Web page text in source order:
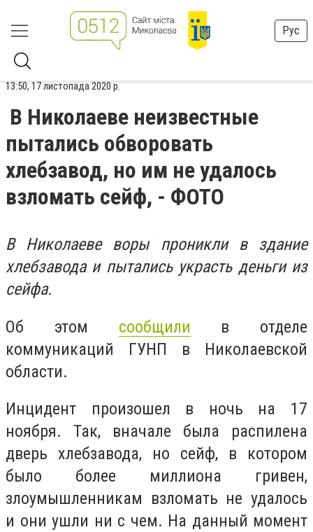
Рус
13:50, 17 листопада 2020 р.
В Николаеве неизвестные
пытались обворовать
хлебзавод, но им не удалось
взломать сейф, - ФОТО
В Николаеве воры проникли в здание
хлебзавода и пытались украсть деньги из
сейфа.
Об этом сообщили в отделе
коммуникаций ГУНП в Николаевской
области.
Инцидент произошел в ночь на 17
ноября. Так, вначале была распилена
дверь хлебзавода, но сейф, в котором
было более миллиона гривен,
злоумышленникам взломать не удалось
и они ушли ни с чем. На данный момент